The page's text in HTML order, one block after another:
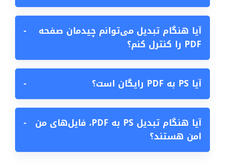
آیا هنگام تبدیل می‌توانم چیدمان صفحه
PDF را کنترل کنم؟
−
آیا PS به PDF رایگان است؟ −
آیا هنگام تبدیل PS به PDF، فایل‌های من
امن هستند؟
−